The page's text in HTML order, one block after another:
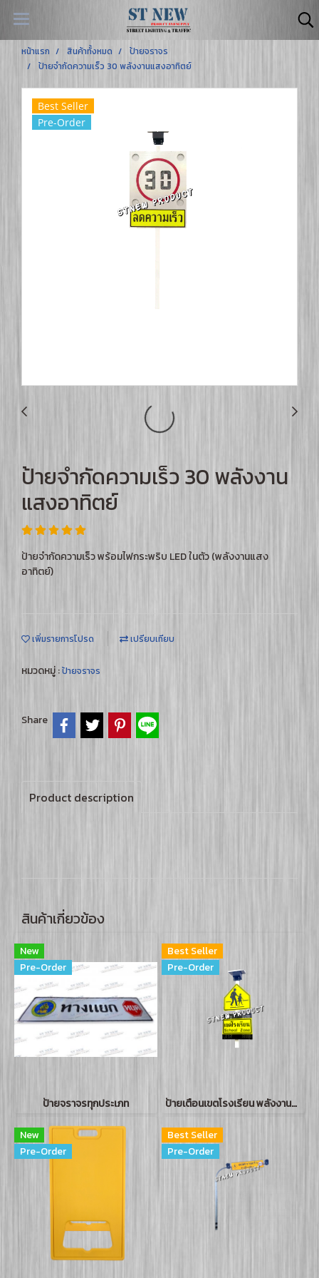
หน้าแรก สินค้าทั้งหมด
ป้ายจราจร
ป้ายจำกัดความเร็ว 30 พลังงานแสงอาทิตย์
Best Seller
Pre-Order
ป้ายจำกัดความเร็ว 30 พลังงาน
แสงอาทิตย์
ป้ายจำกัดความเร็ว พร้อมไฟกระพริบ LED ในตัว (พลังงานแสง
อาทิตย์)
เพิ่มรายการโปรด เปรียบเทียบ
หมวดหมู่ :ป้ายจราจร
Share
Product description
สินค้าเกี่ยวข้อง
New
Pre-Order
ป้ายจราจรทุกประเภท
Best Seller
Pre-Order
ป้ายเตือนเขตโรงเรียน พลังงานแสงอาทิตย์
New
Pre-Order
Best Seller
Pre-Order